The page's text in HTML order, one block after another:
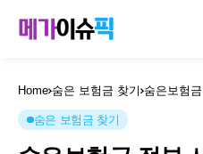
Home 숨은 보험금 찾기 숨은보험
숨은 보험금 찾기